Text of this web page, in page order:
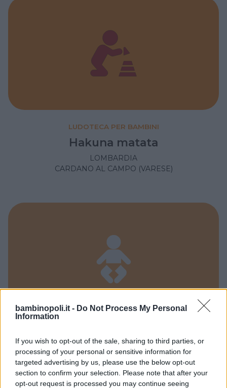
bambinopoli.it - Do Not Process My Personal
Information
If you wish to opt-out of the sale, sharing to third parties, or
processing of your personal or sensitive information for
targeted advertising by us, please use the below opt-out
section to confirm your selection. Please note that after your
opt-out request is processed you may continue seeing
LUDOTECA PER BAMBINI
Hakuna matata
LOMBARDIA
CARDANO AL CAMPO (VARESE)
Il mondo di Emilì
LOMBARDIA
BESOZZO (VARESE)